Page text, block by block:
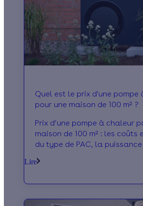
Quel est le prix d'une pompe
pour une maison de 100 m² ?
Prix d’une pompe à chaleur
maison de 100 m² : les coûts
du type de PAC, la
Lire